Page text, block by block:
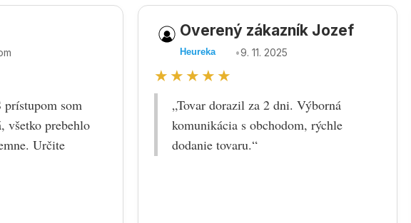
prístupom som
všetko prebehlo
Určite
Overený zákazník Jozef
Heureka •9. 11. 2025
★★★★★
„Tovar dorazil za 2 dni. Výborná
komunikácia s obchodom, rýchle
dodanie tovaru.“